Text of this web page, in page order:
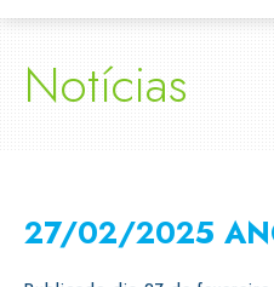
Notícias
27/02/2025